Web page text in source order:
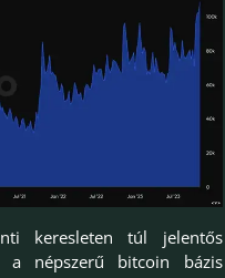
keresleten túl jelentős
a népszerű bitcoin bázis